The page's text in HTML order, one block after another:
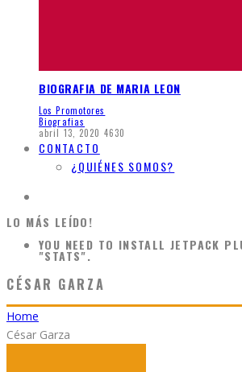
BIOGRAFIA DE MARIA LEON
Los Promotores
Biografias
abril 13, 2020 4630
CONTACTO
¿QUIÉNES SOMOS?
LO MÁS LEÍDO!
YOU NEED TO INSTALL JETPACK
"STATS".
CÉSAR GARZA
Home
César Garza